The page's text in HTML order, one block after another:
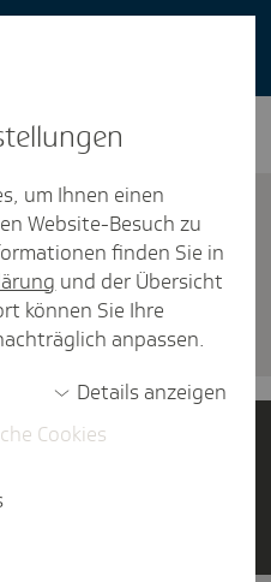
-
um Ihnen einen
Website-Besuch zu
finden Sie in
und der Übersicht
können Sie Ihre
anpassen.
Details anzeigen
Cookies